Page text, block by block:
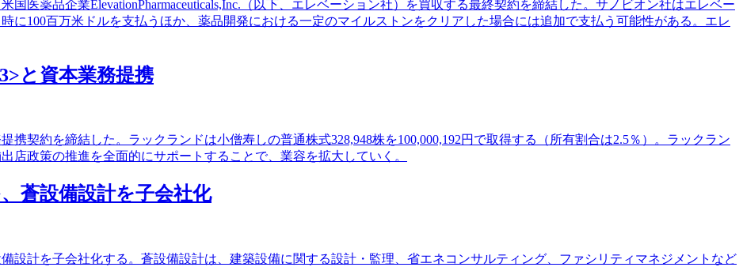
医薬品企業ElevationPharmaceuticals,Inc.（以下、エレベーション社）を買収する最終契約を締結した。サノビオン社はエレベー
に100百万米ドルを支払うほか、薬品開発における一定のマイルストンをクリアした場合には追加で支払う可能性がある。エレ
と資本業務提携
契約を締結した。ラックランドは小僧寿しの普通株式328,948株を100,000,192円で取得する（所有割合は2.5％）。ラックラン
店政策の推進を全面的にサポートすることで、業容を拡大していく。
蒼設備設計を子会社化
設計を子会社化する。蒼設備設計は、建築設備に関する設計・監理、省エネコンサルティング、ファシリティマネジメントなど